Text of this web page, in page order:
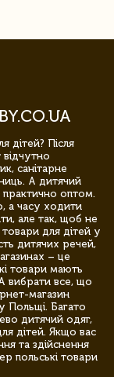
дітей? Після
санітарне
А дитячий
практично оптом.
а часу ходити
але так, щоб не
для дітей у
дитячих речей,
– це
товари мають
вибрати все, що
магазин
Польщі. Багато
дитячий одяг,
дітей. Якщо вас
та здійснення
польські товари